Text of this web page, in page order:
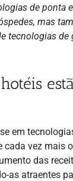
de ponta
mas
tecnologias
em
cada vez
das
as atraentes